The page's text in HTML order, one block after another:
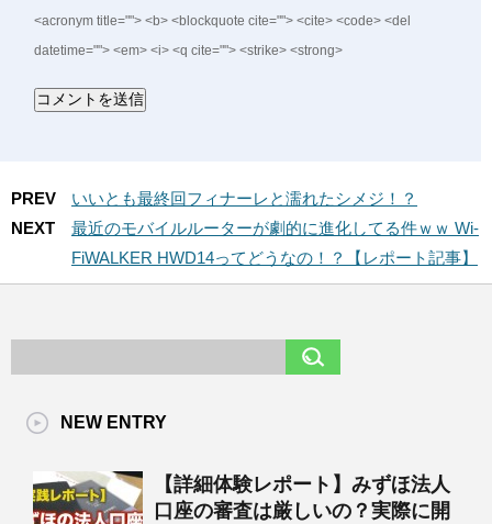
<acronym title=""> <b> <blockquote cite=""> <cite> <code> <del
datetime=""> <em> <i> <q cite=""> <strike> <strong>
PREV
いいとも最終回フィナーレと濡れたシメジ！？
NEXT
最近のモバイルルーターが劇的に進化してる件ｗｗ Wi-
FiWALKER HWD14ってどうなの！？【レポート記事】
NEW ENTRY
【詳細体験レポート】みずほ法人
口座の審査は厳しいの？実際に開